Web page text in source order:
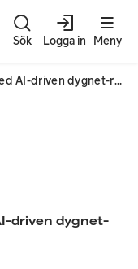
Sök Logga in Meny
Byggnads sparar miljoner med AI-driven dygnet-runt-service
driven dygnet-